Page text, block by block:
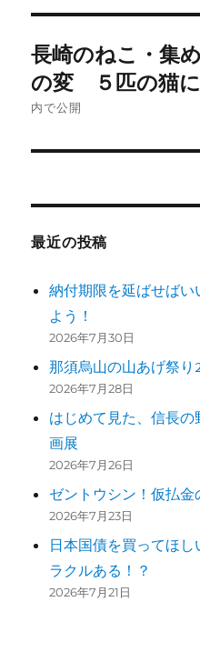
稿
ナ
ビ
ョ
ン
長崎のねこ・集
の変 ５匹の猫
内で公開
最近の投稿
納付期限を延ばせば
よう！
2026年7月30日
那須烏山の山あげ祭
2026年7月28日
はじめて見た、信長
画展
2026年7月26日
ゼントウシン！仮払金
2026年7月23日
日本国債を買ってほ
ラクルある！？
2026年7月21日